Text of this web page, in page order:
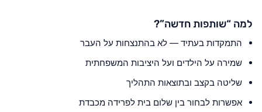
למה “שותפות חדשה”?
התמקדות בעתיד — לא בהתנצחות על העבר
שמירה על הילדים ועל היציבות המשפחתית
שליטה בקצב ובתוצאות התהליך
אפשרות לבחור בין שלום בית לפרידה מכבדת